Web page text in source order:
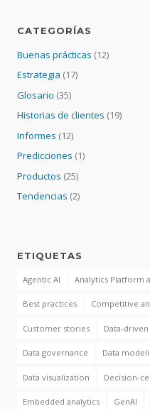
CATEGORÍAS
Buenas prácticas (12)
Estrategia (17)
Glosario (35)
Historias de clientes (19)
Informes (12)
Predicciones (1)
Productos (25)
Tendencias (2)
ETIQUETAS
Agentic AI Analytics Platform
Best practices Competitive
Customer stories Data-driven
Data governance Data
Data visualization Decision-
Embedded analytics GenAI